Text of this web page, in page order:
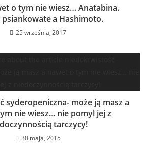
o tym nie wiesz… Anatabina.
psiankowate a Hashimoto.
25 września, 2017
syderopeniczna- może ją masz a
nie wiesz… nie pomyl jej z
tarczycy!
30 maja, 2015